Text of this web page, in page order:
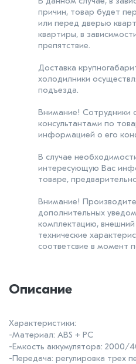
причин, товар будет
или перед дверью
квартиры, в
препятствие.
Доставка
холодилники
подъезда.
Внимание! Сотрудники
консультантами по
информацией о его
В случае
интересующую Вас
товаре,
Внимание!
дополнительных
комплектацию,
технические
соответсвие в момент
Описание
Характеристики:
-Материал: ABS + PC
-Емкость аккумулятора: 2000/
-Передача: регулировка трех